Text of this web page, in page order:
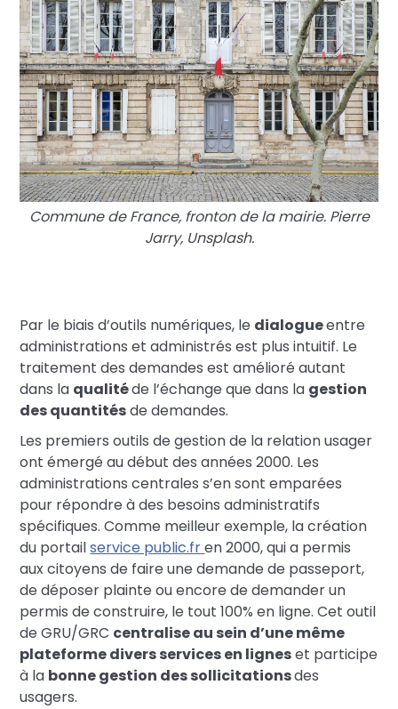
Commune de France, fronton de la mairie. Pierre
Jarry, Unsplash.
Par le biais d’outils numériques, le dialogueentre
administrations et administrés est plus intuitif. Le
traitement des demandes est amélioré autant
dans la qualitéde l’échange que dans la gestion
des quantitésde demandes.
Les premiers outils de gestion de la relation usager
ont émergé au début des années 2000. Les
administrations centrales s’en sont emparées
pour répondre à des besoins administratifs
spécifiques. Comme meilleur exemple, la création
du portailservice public.fren 2000, qui a permis
aux citoyens de faire une demande de passeport,
de déposer plainte ou encore de demander un
permis de construire, le tout 100% en ligne. Cet outil
de GRU/GRC centralise au sein d’une même
plateforme divers services en ligneset participe
à la bonne gestion des sollicitationsdes
usagers.